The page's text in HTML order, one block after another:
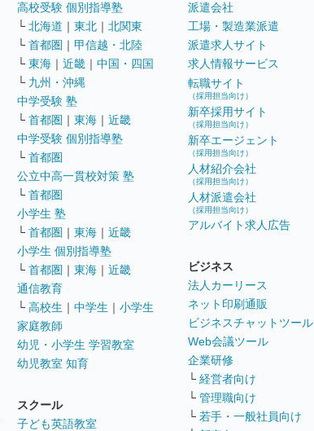
高校受験 個別指導塾
└ 北海道 ｜ 東北 ｜ 北関東
└ 首都圏 ｜ 甲信越・北陸
└ 東海 ｜ 近畿 ｜ 中国・四国
└ 九州・沖縄
中学受験 塾
└ 首都圏 ｜ 東海 ｜ 近畿
中学受験 個別指導塾
└ 首都圏
公立中高一貫校対策 塾
└ 首都圏
小学生 塾
└ 首都圏 ｜ 東海 ｜ 近畿
小学生 個別指導塾
└ 首都圏 ｜ 東海 ｜ 近畿
通信教育
└ 高校生 ｜ 中学生 ｜ 小学生
家庭教師
幼児・小学生 学習教室
幼児教室 知育
スクール
子ども英語教室
派遣会社
工場・製造業派遣
派遣求人サイト
求人情報サービス
転職サイト
（採用担当向け）
新卒採用サイト
（採用担当向け）
新卒エージェント
（採用担当向け）
人材紹介会社
（採用担当向け）
人材派遣会社
（採用担当向け）
アルバイト求人広告
ビジネス
法人カーリース
ネット印刷通販
ビジネスチャットツール
Web会議ツール
企業研修
└ 経営者向け
└ 管理職向け
└ 若手・一般社員向け